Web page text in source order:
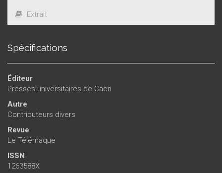
Extrait
Spécifications
Éditeur
Presses universitaires de Caen
Autre
Contributeurs divers
Revue
Le Télémaque
ISSN
1263588X